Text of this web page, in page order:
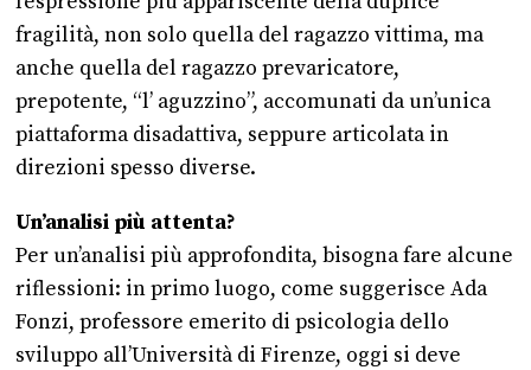
fragilità, non solo quella del ragazzo vittima, ma
anche quella del ragazzo prevaricatore,
prepotente, “l’ aguzzino”, accomunati da un’unica
piattaforma disadattiva, seppure articolata in
direzioni spesso diverse.
Un’analisi più attenta?
Per un’analisi più approfondita, bisogna fare alcune
riflessioni: in primo luogo, come suggerisce Ada
Fonzi, professore emerito di psicologia dello
sviluppo all’Università di Firenze, oggi si deve